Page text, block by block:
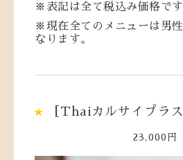
※表記は全て税込み価格です
※現在全てのメニューは男
なります。
［Thaiカルサイプラ
23,000円